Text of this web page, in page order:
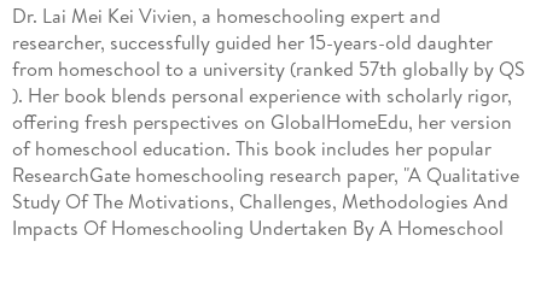
Dr. Lai Mei Kei Vivien, a homeschooling expert and
researcher, successfully guided her 15-years-old daughter
from homeschool to a university (ranked 57th globally by QS
). Her book blends personal experience with scholarly rigor,
offering fresh perspectives on GlobalHomeEdu, her version
of homeschool education. This book includes her popular
ResearchGate homeschooling research paper, "A Qualitative
Study Of The Motivations, Challenges, Methodologies And
Impacts Of Homeschooling Undertaken By A Homeschool